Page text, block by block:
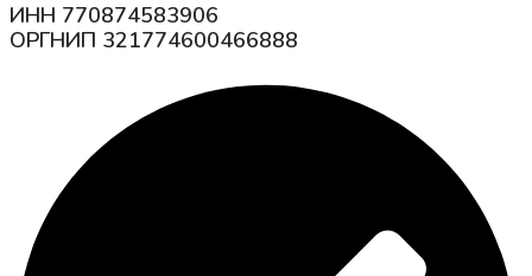
ИНН 770874583906
ОРГНИП 321774600466888